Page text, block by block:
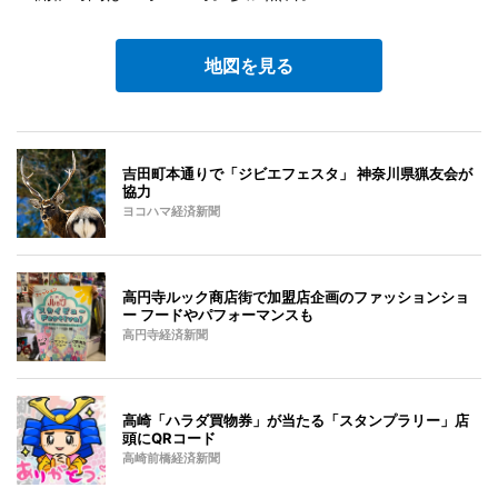
地図を見る
吉田町本通りで「ジビエフェスタ」 神奈川県猟友会が
協力
ヨコハマ経済新聞
高円寺ルック商店街で加盟店企画のファッションショ
ー フードやパフォーマンスも
高円寺経済新聞
高崎「ハラダ買物券」が当たる「スタンプラリー」店
頭にQRコード
高崎前橋経済新聞